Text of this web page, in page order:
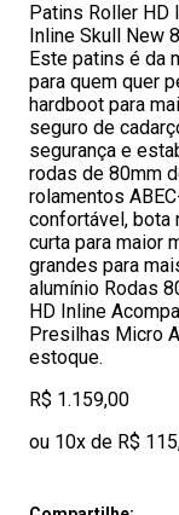
Patins Roller HD
Inline Skull New
Este patins é da
para quem quer
hardboot para
seguro de
segurança e
rodas de 80mm
rolamentos
confortável, bota
curta para maior
grandes para
alumínio Rodas
HD Inline
Presilhas Micro
estoque.
R$ 1.159,00
ou 10x de R$